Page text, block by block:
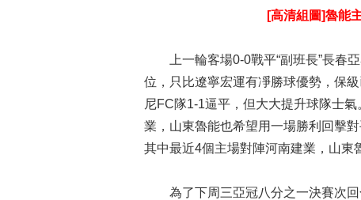
[高清組圖]魯能
上一輪客場0-0戰平“副班長”長春亞
位，只比遼寧宏運有凈勝球優勢，保
尼FC隊1-1逼平，但大大提升球隊士
業，山東魯能也希望用一場勝利回擊
其中最近4個主場對陣河南建業，山東
為了下周三亞冠八分之一決賽次回